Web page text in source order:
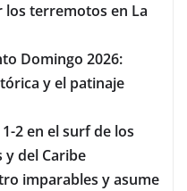
terremotos en La
Domingo 2026:
y el patinaje
2 en el surf de los
y del Caribe
imparables y asume